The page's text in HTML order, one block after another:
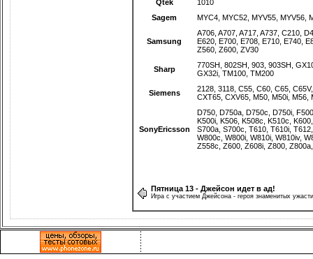
Qtek
1010
Sagem
MYC4 MYC52 MYV55 MYV56
Samsung
A706 A707 A717 A737 C210
E620 E700 E708 E710 E740
Z560 Z600 ZV30
Sharp 770SH 802SH 903 903SH
GX32i TM100 TM200
Siemens 2128 3118 C55 C60 C65 C65V
CXT65 CXV65 M50 M50i M56
SonyEricsson
D750 D750a D750c D750i F500
K500i K506 K508c K510c K600
S700a S700c T610 T610i T612
W800c W800i W810i W810iv,
Z558c Z600 Z608i Z800 Z800a
Пятница 13 - Джейсон идет в ад!
Игра с участием Джейсона - героя знаменитых